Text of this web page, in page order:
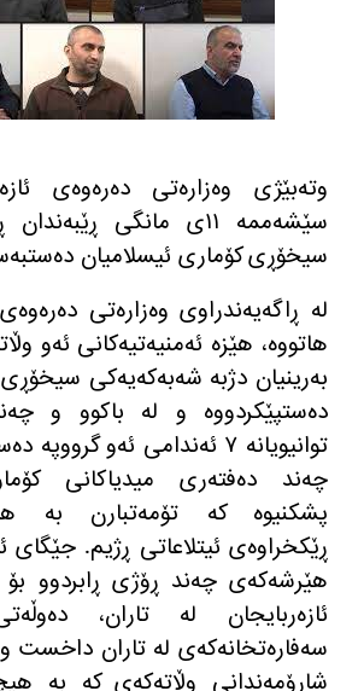
وته‌بێژی وه‌زاره‌تی ده‌ره‌وه‌ی
سیخۆڕی كۆماری ئیسلامیان
له‌ ڕاگه‌یه‌ندراوی وه‌زاره‌تی
هاتووه‌، هێزه‌ ئه‌منیه‌تیه‌كانی ئه‌و
به‌رینیان دژبه‌ شه‌به‌كه‌یه‌كی سیخۆڕی
ده‌ستپێكردووه‌ و له‌ باكوو و
توانیویانه‌ ٧ ئه‌ندامی ئه‌و
چه‌ند ده‌فته‌ری میدیاكانی
پشكنیوه‌ كه‌ تۆمه‌تبارن به‌
ڕێكخراوه‌ی ئیتلاعاتی ڕژیم. جێگای
هێرشه‌كه‌‌ی چه‌ند ڕۆژی ڕابردوو
ئازه‌ربایجان له‌ تاران،
سه‌فاره‌تخانه‌كه‌‌ی له‌ تاران داخست
شارۆمه‌ندانی وڵاته‌كه‌ی كه‌ به‌